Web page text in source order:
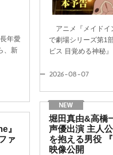
年愛
、新
アニメ『メイドイ
で劇場シリーズ第1
ビス 目覚める神秘』
2026-08-07
堀田真由&高橋
声優出演 主人
を抱える男役
映像公開
』
ァ